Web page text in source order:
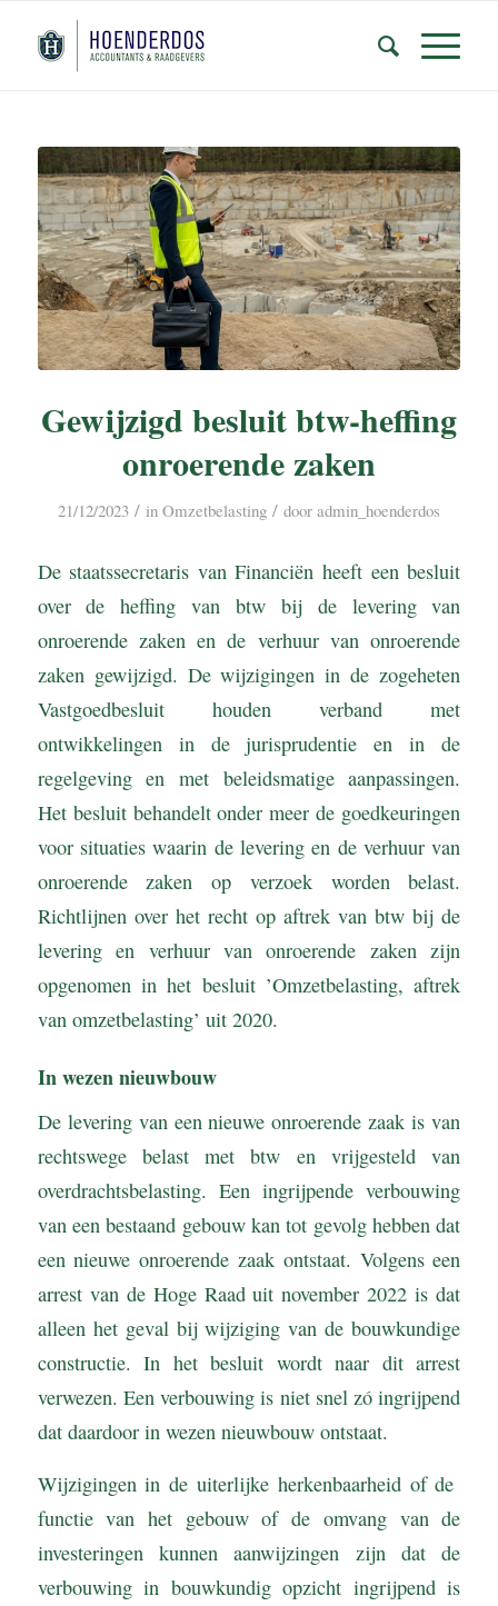
Gewijzigd besluit btw-heffing
onroerende zaken
21/12/2023 / in Omzetbelasting / door admin_hoenderdos
De staatssecretaris van Financiën heeft een besluit
over de heffing van btw bij de levering van
onroerende zaken en de verhuur van onroerende
zaken gewijzigd. De wijzigingen in de zogeheten
Vastgoedbesluit houden verband met
ontwikkelingen in de jurisprudentie en in de
regelgeving en met beleidsmatige aanpassingen.
Het besluit behandelt onder meer de goedkeuringen
voor situaties waarin de levering en de verhuur van
onroerende zaken op verzoek worden belast.
Richtlijnen over het recht op aftrek van btw bij de
levering en verhuur van onroerende zaken zijn
opgenomen in het besluit ’Omzetbelasting, aftrek
van omzetbelasting’ uit 2020.
In wezen nieuwbouw
De levering van een nieuwe onroerende zaak is van
rechtswege belast met btw en vrijgesteld van
overdrachtsbelasting. Een ingrijpende verbouwing
van een bestaand gebouw kan tot gevolg hebben dat
een nieuwe onroerende zaak ontstaat. Volgens een
arrest van de Hoge Raad uit november 2022 is dat
alleen het geval bij wijziging van de bouwkundige
constructie. In het besluit wordt naar dit arrest
verwezen. Een verbouwing is niet snel zó ingrijpend
dat daardoor in wezen nieuwbouw ontstaat.
Wijzigingen in de uiterlijke herkenbaarheid of de
functie van het gebouw of de omvang van de
investeringen kunnen aanwijzingen zijn dat de
verbouwing in bouwkundig opzicht ingrijpend is